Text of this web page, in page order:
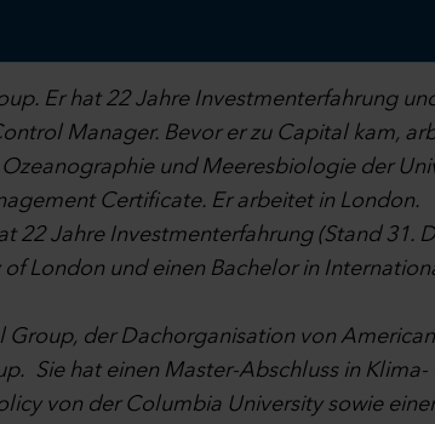
Er hat 22 Jahre Investmenterfahrung
Manager. Bevor er zu Capital kam,
und Meeresbiologie der
Certificate. Er arbeitet in London.
22 Jahre Investmenterfahrung (Stand 31.
London und einen Bachelor in
der Dachorganisation von
Sie hat einen Master-Abschluss in
von der Columbia University sowie